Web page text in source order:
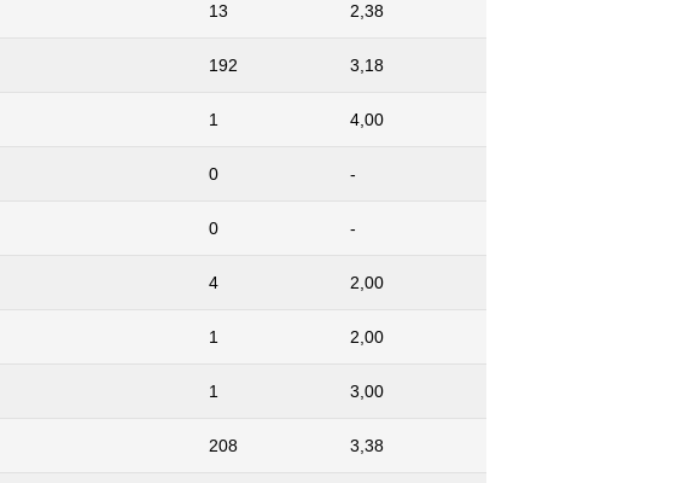
13 2,38
192 3,18
1 4,00
0 -
0 -
4 2,00
1 2,00
1 3,00
208 3,38